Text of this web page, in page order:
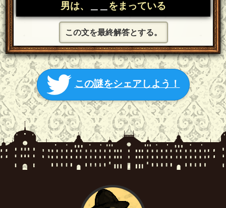
男は、 をまっている
この文を最終解答とする。
この謎をシェアしよう！